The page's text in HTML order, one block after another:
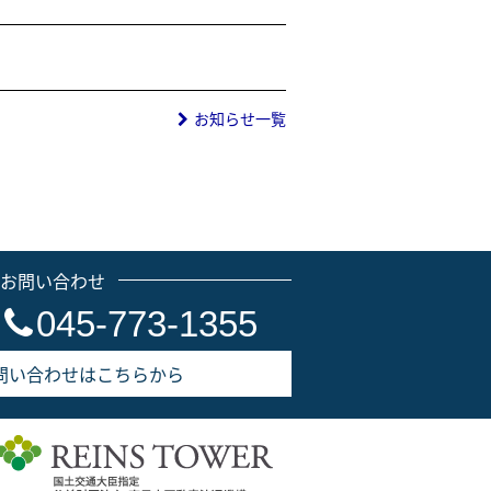
お知らせ一覧
問い合わせ
045-773-1355
い合わせはこちらから